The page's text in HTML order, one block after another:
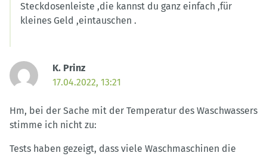
Steckdosenleiste ,die kannst du ganz einfach ,für
kleines Geld ,eintauschen .
K. Prinz
17.04.2022, 13:21
Hm, bei der Sache mit der Temperatur des Waschwassers
stimme ich nicht zu:
Tests haben gezeigt, dass viele Waschmaschinen die